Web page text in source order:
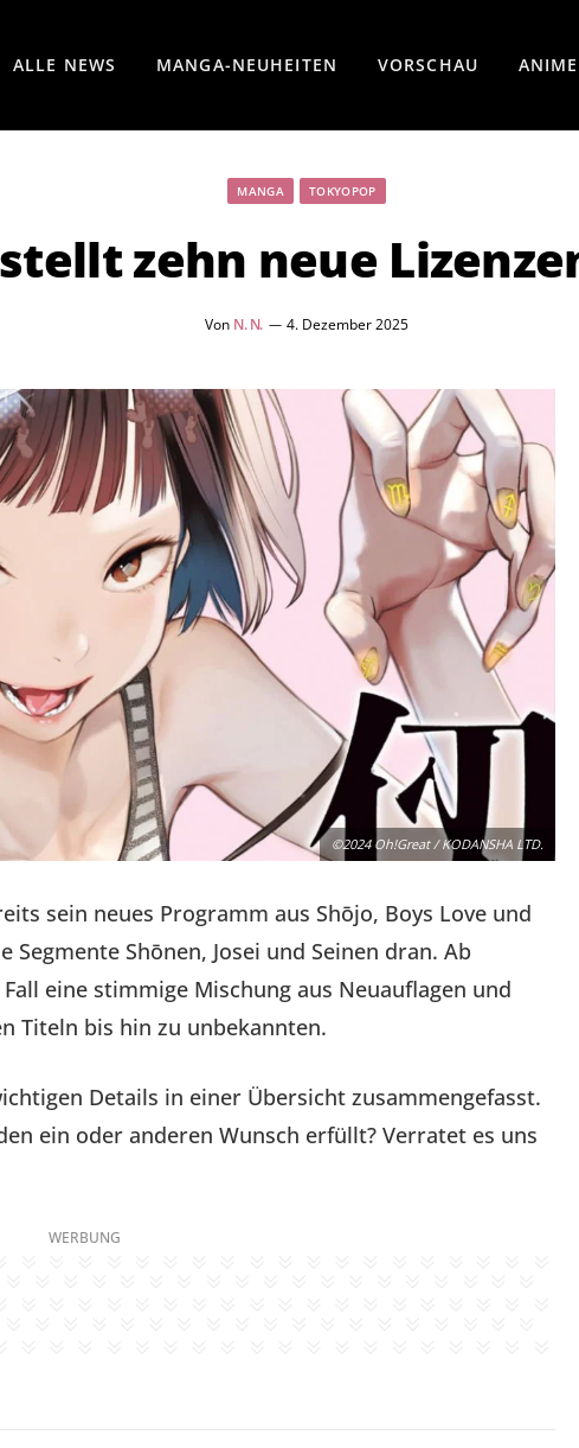
ALLE NEWS MANGA-NEUHEITEN VORSCHAU ANIME
MANGA TOKYOPOP
stellt zehn neue
Von N. N. 4. Dezember 2025
©2024 Oh!Great / KODANSHA LTD.
sein neues Programm aus Shōjo, Boys Love und
Shōnen, Josei und Seinen dran. Ab
eine stimmige Mischung aus Neuauflagen und
Titeln bis hin zu unbekannten.
Details in einer Übersicht zusammengefasst.
ein oder anderen Wunsch erfüllt? Verratet es uns
WERBUNG